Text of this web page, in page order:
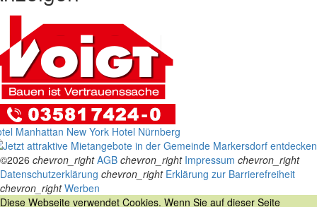
Manhattan New York Hotel Nürnberg
©2026 chevron_right AGB chevron_right Impressum chevron_right
Datenschutzerklärung chevron_right Erklärung zur Barrierefreiheit
chevron_right Werben
Diese Webseite verwendet Cookies. Wenn Sie auf dieser Seite